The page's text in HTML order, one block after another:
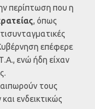
περίπτωση που η
, όπως
επέφερε
ενώ ήδη είχαν
τους
ενδεικτικώς